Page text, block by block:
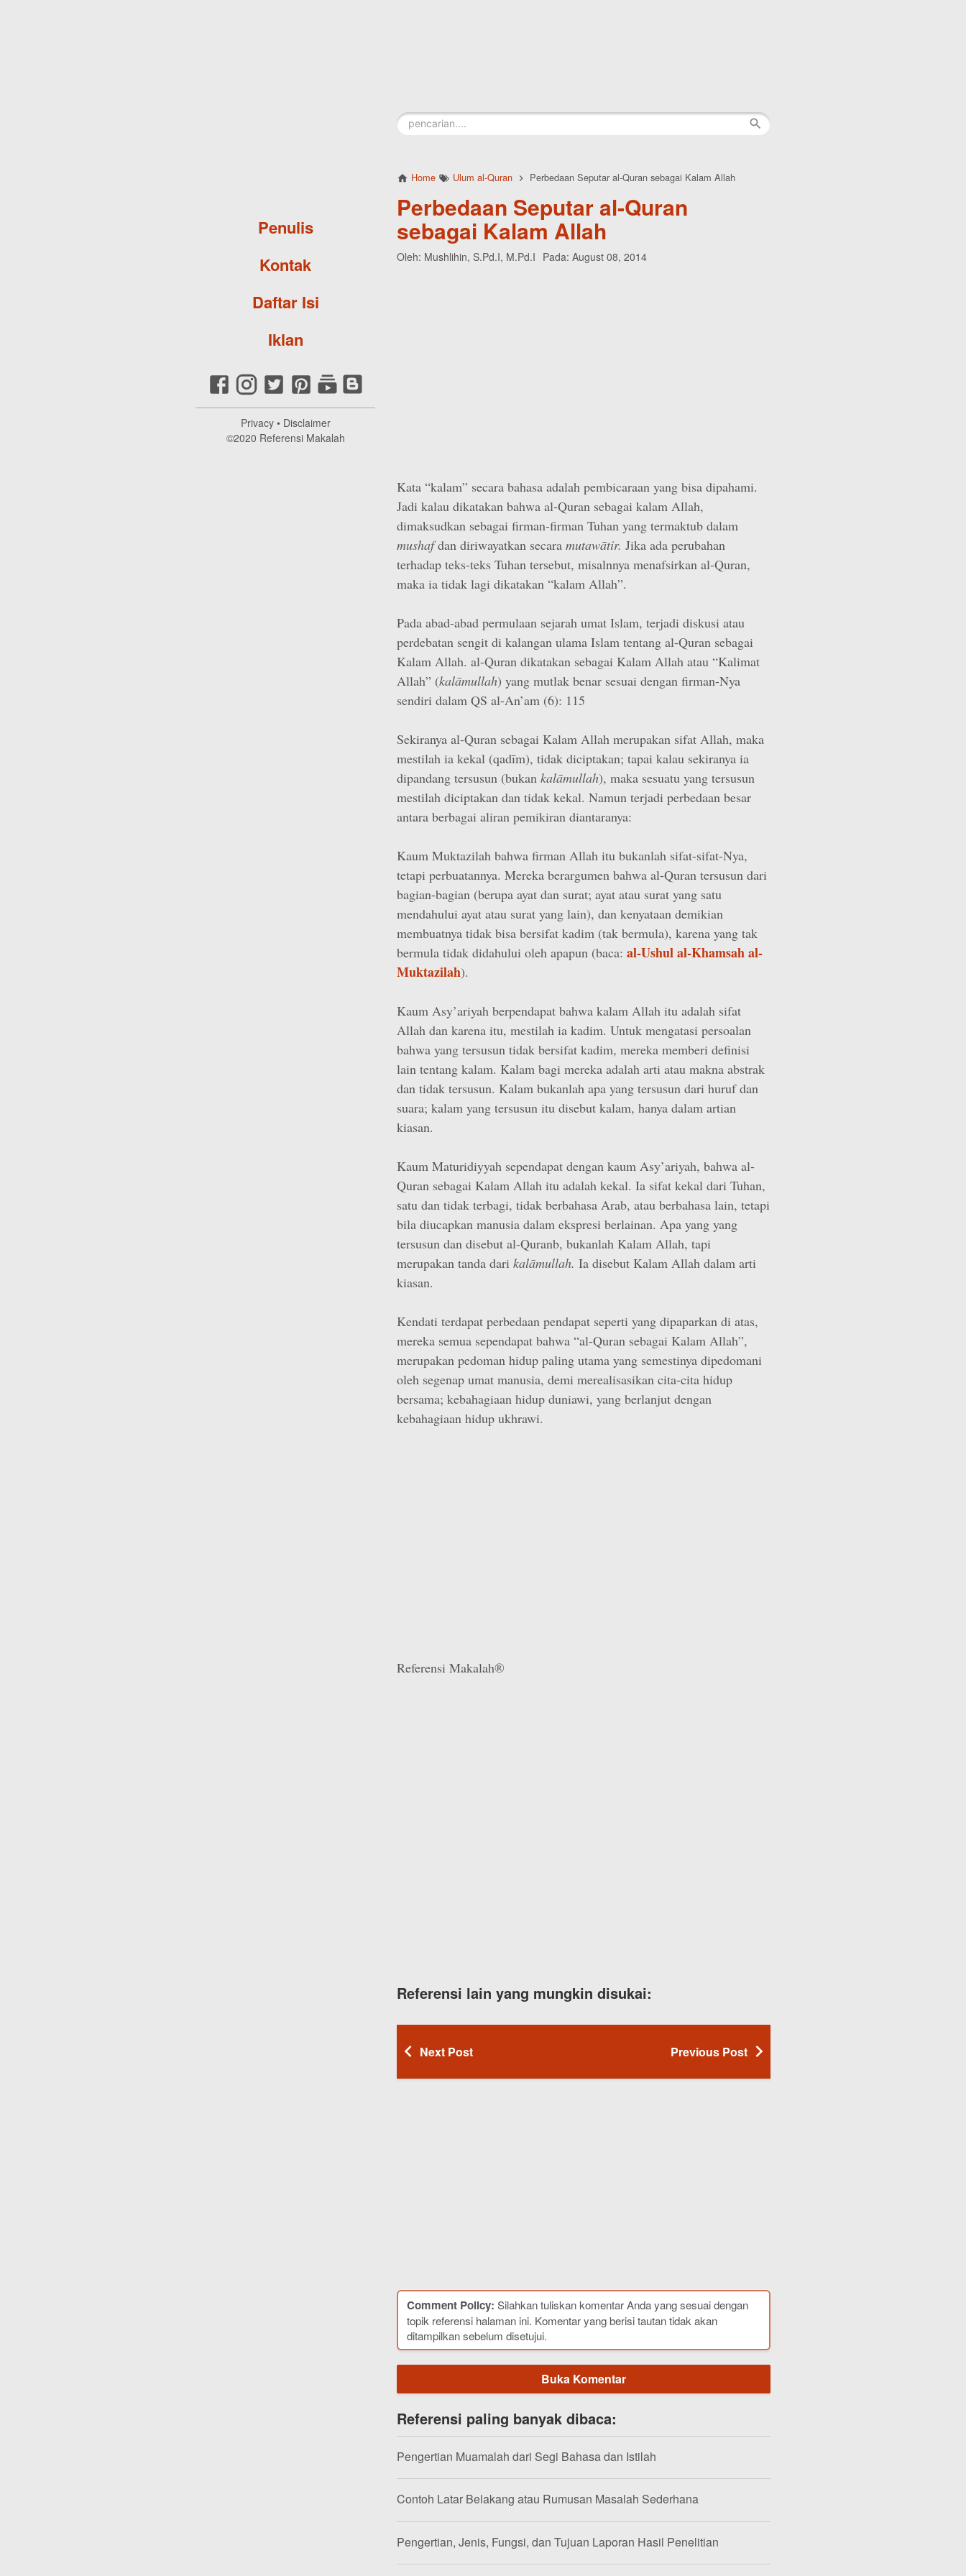
Penulis
Kontak
Daftar Isi
Iklan
Privacy• Disclaimer
©2020 Referensi Makalah
Home Ulum al-Quran Perbedaan Seputar al-Quran sebagai Kalam Allah
Perbedaan Seputar al-Quran
sebagai Kalam Allah
Oleh: Mushlihin, S.Pd.I, M.Pd.I Pada: August 08, 2014
Kata “kalam” secara bahasa adalah pembicaraan yang bisa dipahami.
Jadi kalau dikatakan bahwa al-Quran sebagai kalam Allah,
dimaksudkan sebagai firman-firman Tuhan yang termaktub dalam
mushafdan diriwayatkan secara mutawātir. Jika ada perubahan
terhadap teks-teks Tuhan tersebut, misalnnya menafsirkan al-Quran,
maka ia tidak lagi dikatakan “kalam Allah”.
Pada abad-abad permulaan sejarah umat Islam, terjadi diskusi atau
perdebatan sengit di kalangan ulama Islam tentang al-Quran sebagai
Kalam Allah. al-Quran dikatakan sebagai Kalam Allah atau “Kalimat
Allah” (kalāmullah) yang mutlak benar sesuai dengan firman-Nya
sendiri dalam QS al-An’am (6): 115
Sekiranya al-Quran sebagai Kalam Allah merupakan sifat Allah, maka
mestilah ia kekal (qadīm), tidak diciptakan; tapai kalau sekiranya ia
dipandang tersusun (bukan kalāmullah), maka sesuatu yang tersusun
mestilah diciptakan dan tidak kekal. Namun terjadi perbedaan besar
antara berbagai aliran pemikiran diantaranya:
Kaum Muktazilah bahwa firman Allah itu bukanlah sifat-sifat-Nya,
tetapi perbuatannya. Mereka berargumen bahwa al-Quran tersusun dari
bagian-bagian (berupa ayat dan surat; ayat atau surat yang satu
mendahului ayat atau surat yang lain), dan kenyataan demikian
membuatnya tidak bisa bersifat kadim (tak bermula), karena yang tak
bermula tidak didahului oleh apapun (baca: al-Ushul al-Khamsah al-
Muktazilah).
Kaum Asy’ariyah berpendapat bahwa kalam Allah itu adalah sifat
Allah dan karena itu, mestilah ia kadim. Untuk mengatasi persoalan
bahwa yang tersusun tidak bersifat kadim, mereka memberi definisi
lain tentang kalam. Kalam bagi mereka adalah arti atau makna abstrak
dan tidak tersusun. Kalam bukanlah apa yang tersusun dari huruf dan
suara; kalam yang tersusun itu disebut kalam, hanya dalam artian
kiasan.
Kaum Maturidiyyah sependapat dengan kaum Asy’ariyah, bahwa al-
Quran sebagai Kalam Allah itu adalah kekal. Ia sifat kekal dari Tuhan,
satu dan tidak terbagi, tidak berbahasa Arab, atau berbahasa lain, tetapi
bila diucapkan manusia dalam ekspresi berlainan. Apa yang yang
tersusun dan disebut al-Quranb, bukanlah Kalam Allah, tapi
merupakan tanda dari kalāmullah. Ia disebut Kalam Allah dalam arti
kiasan.
Kendati terdapat perbedaan pendapat seperti yang dipaparkan di atas,
mereka semua sependapat bahwa “al-Quran sebagai Kalam Allah”,
merupakan pedoman hidup paling utama yang semestinya dipedomani
oleh segenap umat manusia, demi merealisasikan cita-cita hidup
bersama; kebahagiaan hidup duniawi, yang berlanjut dengan
kebahagiaan hidup ukhrawi.
Referensi Makalah®
Referensi lain yang mungkin disukai:
Next Post Previous Post
Comment Policy: Silahkan tuliskan komentar Anda yang sesuai dengan
topik referensi halaman ini. Komentar yang berisi tautan tidak akan
ditampilkan sebelum disetujui.
Buka Komentar
Referensi paling banyak dibaca:
Pengertian Muamalah dari Segi Bahasa dan Istilah
Contoh Latar Belakang atau Rumusan Masalah Sederhana
Pengertian, Jenis, Fungsi, dan Tujuan Laporan Hasil Penelitian